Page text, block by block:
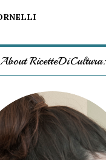
About RicetteDiCultura: